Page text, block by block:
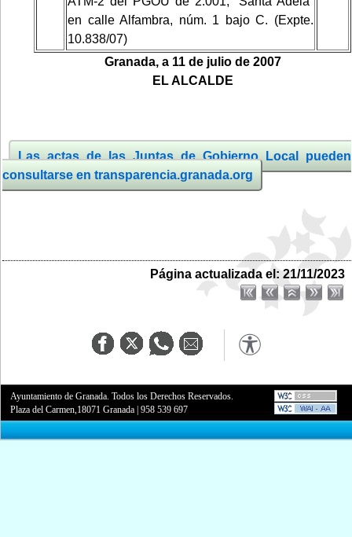
en calle Alfambra, núm. 1 bajo C. (Expte.
10.838/07)
Granada, a 11 de julio de 2007
EL ALCALDE
Las actas de las Juntas de Gobierno Local pueden
consultarse en transparencia.granada.org
Página actualizada el: 21/11/2023
Ayuntamiento de Granada. Todos los Derechos Reservados.
Plaza del Carmen,18071 Granada |958 539 697